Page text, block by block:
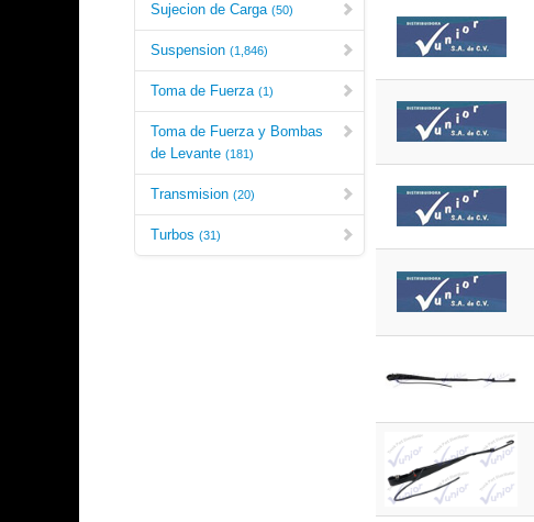
Sujecion de Carga (50)
Suspension (1,846)
Toma de Fuerza (1)
Toma de Fuerza y Bombas
de Levante (181)
Transmision (20)
Turbos (31)